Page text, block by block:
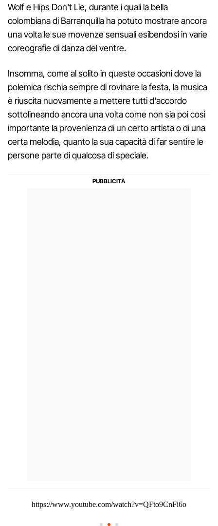
Wolf e Hips Don't Lie, durante i quali la bella
colombiana di Barranquilla ha potuto mostrare ancora
una volta le sue movenze sensuali esibendosi in varie
coreografie di danza del ventre.
Insomma, come al solito in queste occasioni dove la
polemica rischia sempre di rovinare la festa, la musica
è riuscita nuovamente a mettere tutti d'accordo
sottolineando ancora una volta come non sia poi così
importante la provenienza di un certo artista o di una
certa melodia, quanto la sua capacità di far sentire le
persone parte di qualcosa di speciale.
https://www.youtube.com/watch?v=QFto9CnFi6o